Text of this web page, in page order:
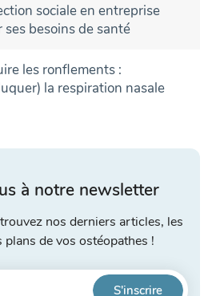
sociale en entreprise
besoins de santé
les ronflements :
la respiration nasale
à notre newsletter
nos derniers articles, les
de vos ostéopathes !